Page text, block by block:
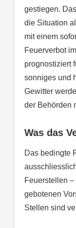
gestiegen.
die Situation
mit einem
Feuerverbot
prognostiziert
sonniges und
Gewitter
der Behörden
Was das
Das bedingte
Feuerstellen
gebotenen
Stellen sind